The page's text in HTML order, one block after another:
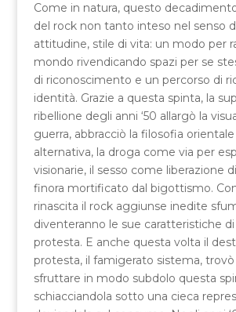
Come in natura, questo
del rock non tanto inteso nel senso
attitudine, stile di vita: un modo per
mondo rivendicando spazi per se
di riconoscimento e un percorso di
identità. Grazie a questa spinta, la
ribellione degli anni ‘50 allargò la
guerra, abbracciò la filosofia
alternativa, la droga come via per
visionarie, il sesso come liberazione
finora mortificato dal bigottismo.
rinascita il rock aggiunse inedite
diventeranno le sue caratteristiche
protesta. E anche questa volta il
protesta, il famigerato sistema,
sfruttare in modo subdolo questa
schiacciandola sotto una cieca